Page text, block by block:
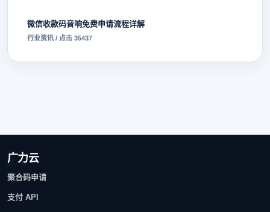
微信收款码音响免费申请流程详解
行业资讯 / 点击 35437
广力云
聚合码申请
支付 API